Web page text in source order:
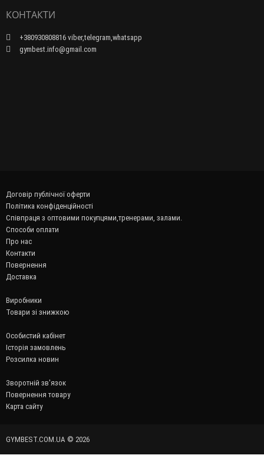
КОНТАКТИ
+380930808816 viber,telegram,whatsapp
gymbest.info@gmail.com
Договір публічної оферти
Політика конфіденційності
Співпраця з оптовими покупцями,тренерами, залами.
Способи оплати
Про нас
Контакти
Повернення
Доставка
Виробники
Товари зі знижкою
Особистий кабінет
Історія замовлень
Розсилка новин
Зворотній зв'язок
Повернення товару
Карта сайту
GYMBEST.COM.UA © 2026